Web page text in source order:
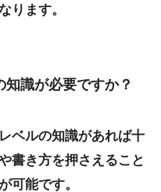
ります。
識が必要ですか？
ベルの知識があれば十
書き方を押さえること
可能です。